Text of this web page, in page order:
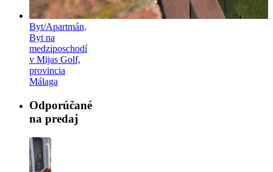
Byt/Apartmán,
Byt na
medziposchodí
v Mijas Golf,
provincia
Málaga
Odporúčané
na predaj